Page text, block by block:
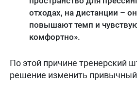
отходах, на дистанции –
повышают темп и
комфортно».
По этой причине тренерский
решение изменить привычный